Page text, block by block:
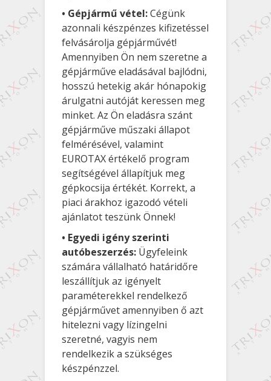
• Gépjármű vétel:Cégünk
azonnali készpénzes kifizetéssel
felvásárolja gépjárművét!
Amennyiben Ön nem szeretne a
gépjárműve eladásával bajlódni,
hosszú hetekig akár hónapokig
árulgatni autóját keressen meg
minket. Az Ön eladásra szánt
gépjárműve műszaki állapot
felmérésével, valamint
EUROTAX értékelő program
segítségével állapítjuk meg
gépkocsija értékét. Korrekt, a
piaci árakhoz igazodó vételi
ajánlatot teszünk Önnek!
• Egyedi igény szerinti
autóbeszerzés: Ügyfeleink
számára vállalható határidőre
leszállítjuk az igényelt
paraméterekkel rendelkező
gépjárművet amennyiben ő azt
hitelezni vagy lízingelni
szeretné, vagyis nem
rendelkezik a szükséges
készpénzzel.